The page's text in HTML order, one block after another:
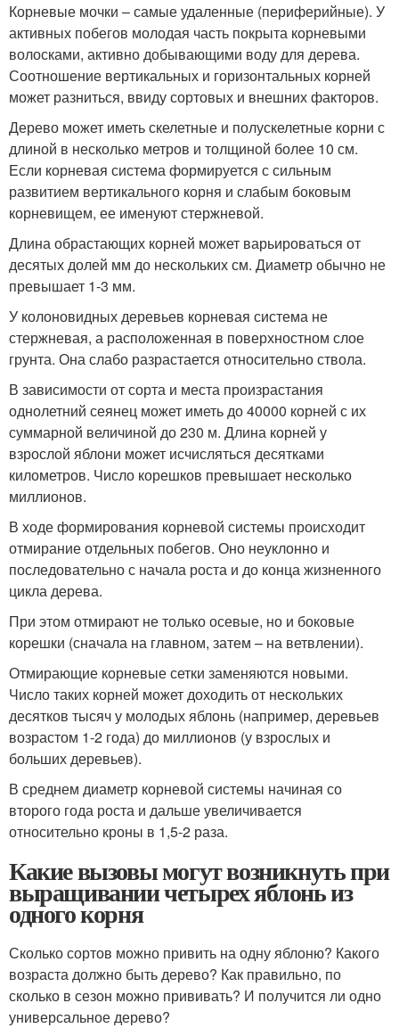
Корневые мочки – самые удаленные (периферийные). У
активных побегов молодая часть покрыта корневыми
волосками, активно добывающими воду для дерева.
Соотношение вертикальных и горизонтальных корней
может разниться, ввиду сортовых и внешних факторов.
Дерево может иметь скелетные и полускелетные корни с
длиной в несколько метров и толщиной более 10 см.
Если корневая система формируется с сильным
развитием вертикального корня и слабым боковым
корневищем, ее именуют стержневой.
Длина обрастающих корней может варьироваться от
десятых долей мм до нескольких см. Диаметр обычно не
превышает 1-3 мм.
У колоновидных деревьев корневая система не
стержневая, а расположенная в поверхностном слое
грунта. Она слабо разрастается относительно ствола.
В зависимости от сорта и места произрастания
однолетний сеянец может иметь до 40000 корней с их
суммарной величиной до 230 м. Длина корней у
взрослой яблони может исчисляться десятками
километров. Число корешков превышает несколько
миллионов.
В ходе формирования корневой системы происходит
отмирание отдельных побегов. Оно неуклонно и
последовательно с начала роста и до конца жизненного
цикла дерева.
При этом отмирают не только осевые, но и боковые
корешки (сначала на главном, затем – на ветвлении).
Отмирающие корневые сетки заменяются новыми.
Число таких корней может доходить от нескольких
десятков тысяч у молодых яблонь (например, деревьев
возрастом 1-2 года) до миллионов (у взрослых и
больших деревьев).
В среднем диаметр корневой системы начиная со
второго года роста и дальше увеличивается
относительно кроны в 1,5-2 раза.
Какие вызовы могут возникнуть при
выращивании четырех яблонь из
одного корня
Сколько сортов можно привить на одну яблоню? Какого
возраста должно быть дерево? Как правильно, по
сколько в сезон можно прививать? И получится ли одно
универсальное дерево?